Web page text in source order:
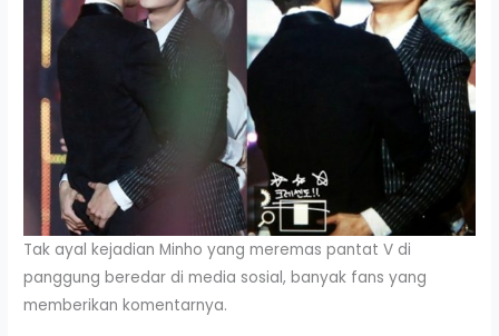
Tak ayal kejadian Minho yang meremas pantat V di
panggung beredar di media sosial, banyak fans yang
memberikan komentarnya.